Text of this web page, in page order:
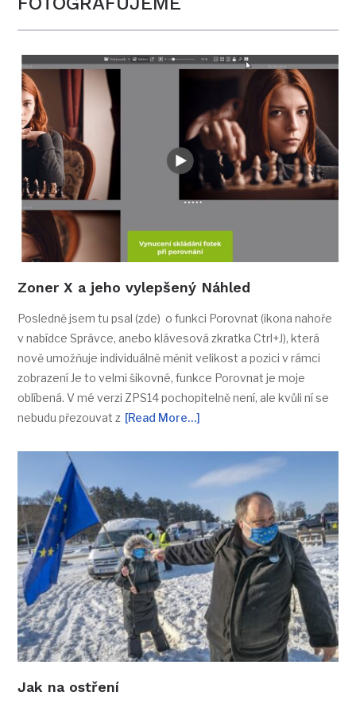
Zoner X a jeho vylepšený Náhled
Posledně jsem tu psal (zde) o funkci Porovnat (ikona nahoře
v nabídce Správce, anebo klávesová zkratka Ctrl+J), která
nově umožňuje individuálně měnit velikost a pozici v rámci
zobrazení Je to velmi šikovné, funkce Porovnat je moje
oblíbená. V mé verzi ZPS14 pochopitelně není, ale kvůli ní se
nebudu přezouvat z [Read More…]
Jak na ostření